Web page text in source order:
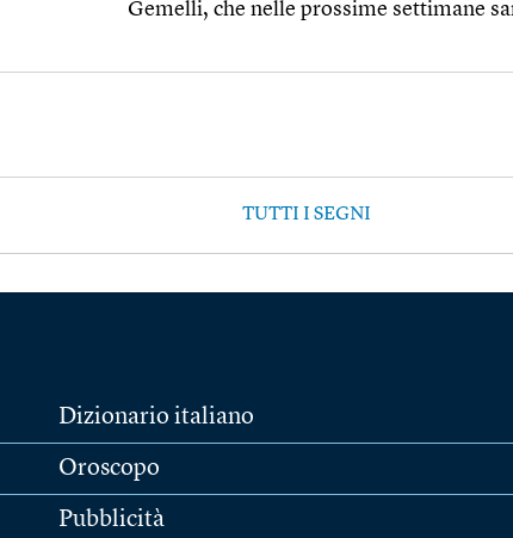
Gemelli, che nelle prossime settimane
TUTTI I SEGNI
Dizionario italiano
Oroscopo
Pubblicità